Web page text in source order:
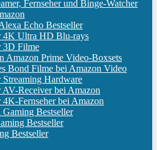
Fernseher und Binge-Watcher
Echo Bestseller
4K Ultra HD Blu-rays
3D Filme
Amazon Prime Video-Boxsets
Bond Filme bei Amazon Video
Streaming Hardware
AV-Receiver bei Amazon
4K-Fernseher bei Amazon
Bestseller
Bestseller
Bestseller